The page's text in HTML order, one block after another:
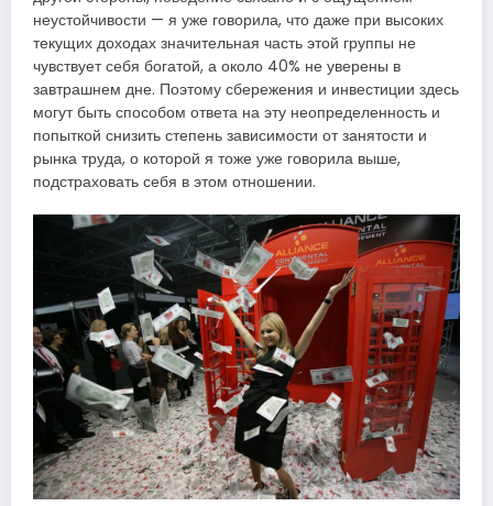
неустойчивости — я уже говорила, что даже при высоких
текущих доходах значительная часть этой группы не
чувствует себя богатой, а около 40% не уверены в
завтрашнем дне. Поэтому сбережения и инвестиции здесь
могут быть способом ответа на эту неопределенность и
попыткой снизить степень зависимости от занятости и
рынка труда, о которой я тоже уже говорила выше,
подстраховать себя в этом отношении.